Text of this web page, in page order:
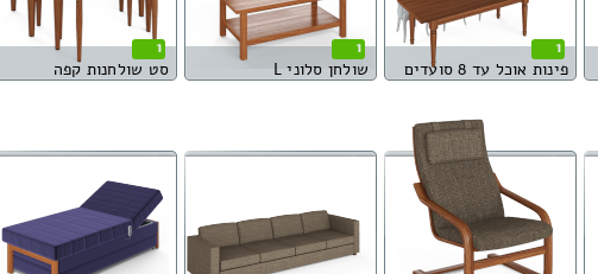
1
פינות אוכל עד 8 סועדים
1
שולחן סלוני L
1
סט שולחנות קפה